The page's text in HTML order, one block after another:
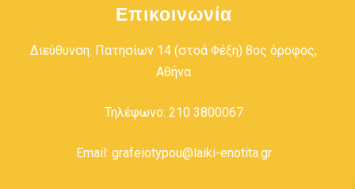
Επικοινωνία
Διεύθυνση: Πατησίων 14 (στοά Φέξη) 8ος όροφος,
Αθήνα
Τηλέφωνο: 210 3800067
Email: grafeiotypou@laiki-enotita.gr